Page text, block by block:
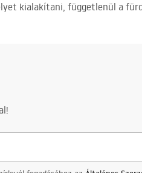
kialakítani, függetlenül a